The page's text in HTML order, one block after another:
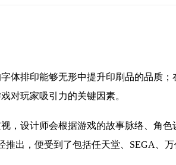
体排印能够无形中提升印刷品的品质
对玩家吸引力的关键因素。
，设计师会根据游戏的故事脉络、角
推出，便受到了包括任天堂、SEGA、